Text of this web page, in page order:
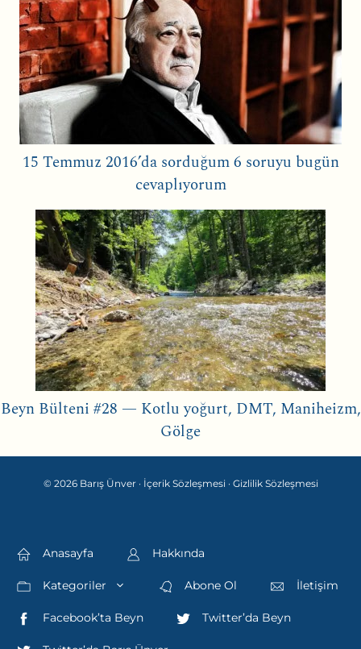
15 Temmuz 2016’da sorduğum 6 soruyu bugün
cevaplıyorum
Beyn Bülteni #28 — Kotlu yoğurt, DMT, Maniheizm,
Gölge
© 2026 Barış Ünver · İçerik Sözleşmesi · Gizlilik Sözleşmesi
Anasayfa Hakkında
Kategoriler Abone Ol İletişim
Facebook’ta Beyn Twitter’da Beyn